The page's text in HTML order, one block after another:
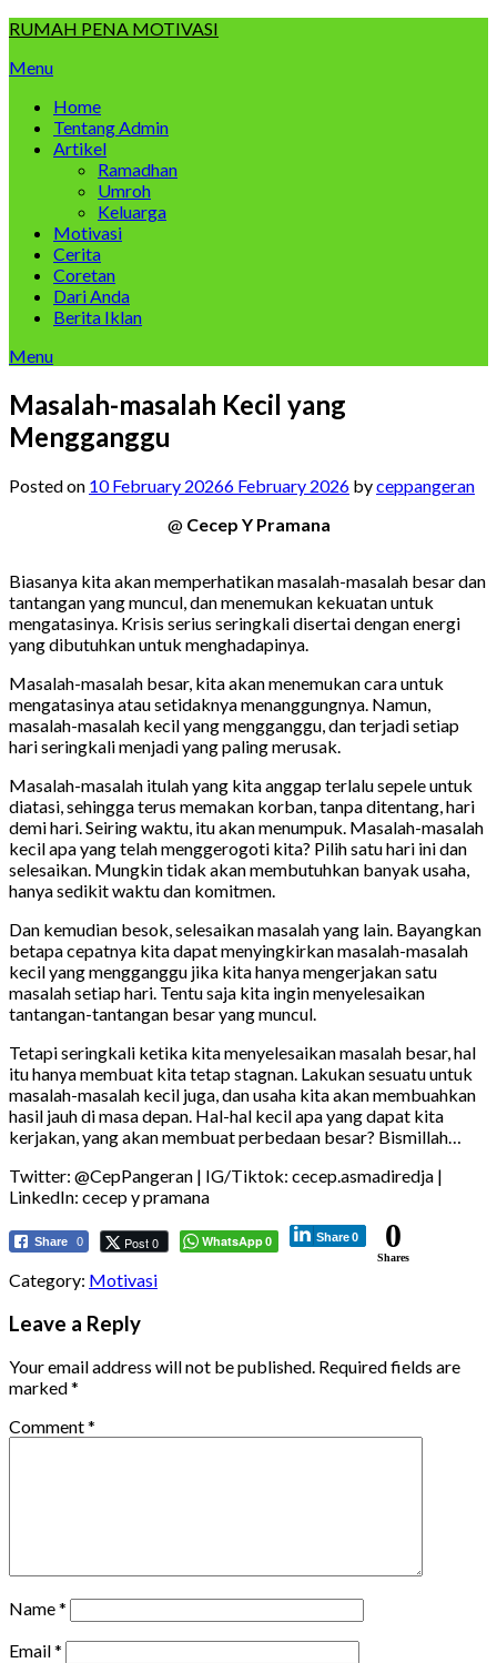
Skip
content
RUMAH PENA MOTIVASI
Menu
Home
Tentang Admin
Artikel
Ramadhan
Umroh
Keluarga
Motivasi
Cerita
Coretan
Dari Anda
Berita Iklan
Menu
Masalah-masalah Kecil yang
Mengganggu
Posted on 10 February 20266 February 2026 byceppangeran
@ Cecep Y Pramana
Biasanya kita akan memperhatikan masalah-masalah besar dan
tantangan yang muncul, dan menemukan kekuatan untuk
mengatasinya. Krisis serius seringkali disertai dengan energi
yang dibutuhkan untuk menghadapinya.
Masalah-masalah besar, kita akan menemukan cara untuk
mengatasinya atau setidaknya menanggungnya. Namun,
masalah-masalah kecil yang mengganggu, dan terjadi setiap
hari seringkali menjadi yang paling merusak.
Masalah-masalah itulah yang kita anggap terlalu sepele untuk
diatasi, sehingga terus memakan korban, tanpa ditentang, hari
demi hari. Seiring waktu, itu akan menumpuk. Masalah-masalah
kecil apa yang telah menggerogoti kita? Pilih satu hari ini dan
selesaikan. Mungkin tidak akan membutuhkan banyak usaha,
hanya sedikit waktu dan komitmen.
Dan kemudian besok, selesaikan masalah yang lain. Bayangkan
betapa cepatnya kita dapat menyingkirkan masalah-masalah
kecil yang mengganggu jika kita hanya mengerjakan satu
masalah setiap hari. Tentu saja kita ingin menyelesaikan
tantangan-tantangan besar yang muncul.
Tetapi seringkali ketika kita menyelesaikan masalah besar, hal
itu hanya membuat kita tetap stagnan. Lakukan sesuatu untuk
masalah-masalah kecil juga, dan usaha kita akan membuahkan
hasil jauh di masa depan. Hal-hal kecil apa yang dapat kita
kerjakan, yang akan membuat perbedaan besar? Bismillah…
Twitter: @CepPangeran | IG/Tiktok: cecep.asmadiredja |
LinkedIn: cecep y pramana
Share 0 Post 0 WhatsApp0 Share0 0
Shares
Category: Motivasi
Leave a Reply
Your email address will not be published. Required fields are
marked*
Comment*
Name*
Email*